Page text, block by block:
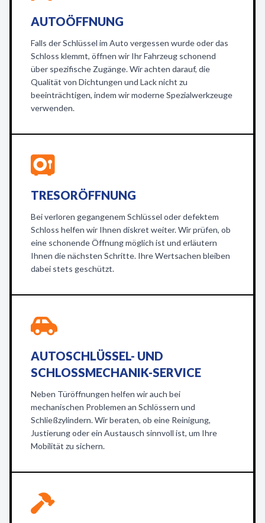
AUTOÖFFNUNG
Falls der Schlüssel im Auto vergessen wurde oder das
Schloss klemmt, öffnen wir Ihr Fahrzeug schonend
über spezifische Zugänge. Wir achten darauf, die
Qualität von Dichtungen und Lack nicht zu
beeinträchtigen, indem wir moderne Spezialwerkzeuge
verwenden.
TRESORÖFFNUNG
Bei verloren gegangenem Schlüssel oder defektem
Schloss helfen wir Ihnen diskret weiter. Wir prüfen, ob
eine schonende Öffnung möglich ist und erläutern
Ihnen die nächsten Schritte. Ihre Wertsachen bleiben
dabei stets geschützt.
AUTOSCHLÜSSEL- UND
SCHLOSSMECHANIK-SERVICE
Neben Türöffnungen helfen wir auch bei
mechanischen Problemen an Schlössern und
Schließzylindern. Wir beraten, ob eine Reinigung,
Justierung oder ein Austausch sinnvoll ist, um Ihre
Mobilität zu sichern.